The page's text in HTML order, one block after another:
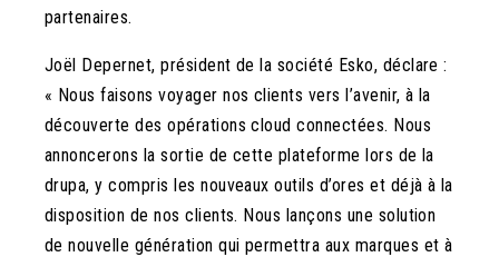
partenaires.
Joël Depernet, président de la société Esko, déclare :
« Nous faisons voyager nos clients vers l’avenir, à la
découverte des opérations cloud connectées. Nous
annoncerons la sortie de cette plateforme lors de la
drupa, y compris les nouveaux outils d’ores et déjà à la
disposition de nos clients. Nous lançons une solution
de nouvelle génération qui permettra aux marques et à